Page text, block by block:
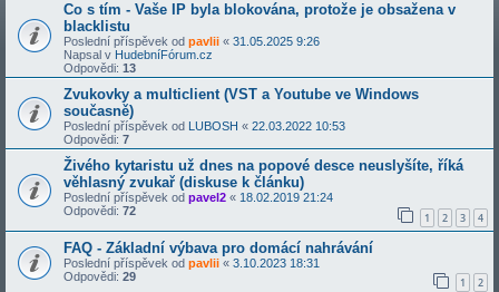
Co s tím - Vaše IP byla blokována, protože je obsažena v
blacklistu
Poslední příspěvek od pavlii « 31.05.2025 9:26
Napsal v HudebníFórum.cz
Odpovědi: 13
Zvukovky a multiclient (VST a Youtube ve Windows
současně)
Poslední příspěvek od LUBOSH « 22.03.2022 10:53
Odpovědi: 7
Živého kytaristu už dnes na popové desce neuslyšíte, říká
věhlasný zvukař (diskuse k článku)
Poslední příspěvek od pavel2 « 18.02.2019 21:24
Odpovědi: 72 1 2 3 4
FAQ - Základní výbava pro domácí nahrávání
Poslední příspěvek od pavlii « 3.10.2023 18:31
Odpovědi: 29 1 2